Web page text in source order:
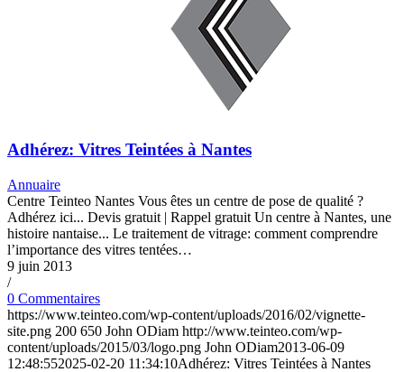
Adhérez: Vitres Teintées à Nantes
Annuaire
Centre Teinteo Nantes Vous êtes un centre de pose de qualité ?
Adhérez ici... Devis gratuit | Rappel gratuit Un centre à Nantes, une
histoire nantaise... Le traitement de vitrage: comment comprendre
l’importance des vitres tentées…
9 juin 2013
/
0 Commentaires
https://www.teinteo.com/wp-content/uploads/2016/02/vignette-
site.png 200 650 John ODiam http://www.teinteo.com/wp-
content/uploads/2015/03/logo.png John ODiam2013-06-09
12:48:552025-02-20 11:34:10Adhérez: Vitres Teintées à Nantes